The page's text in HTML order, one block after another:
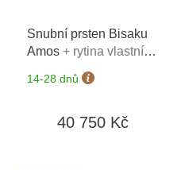
Snubní prsten Bisaku
Amos + rytina vlastního
textu na oba prsteny*
14-28 dnů
40 750 Kč